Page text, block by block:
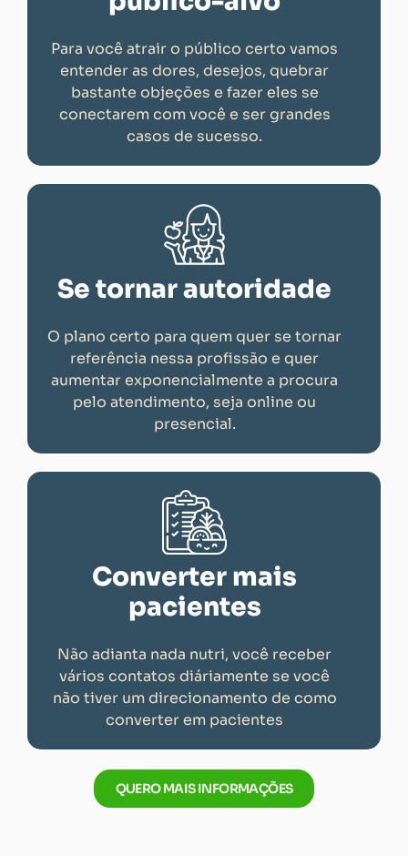
Para você atrair o público certo vamos
entender as dores, desejos, quebrar
bastante objeções e fazer eles se
conectarem com você e ser grandes
casos de sucesso.
Se tornar autoridade
O plano certo para quem quer se tornar
referência nessa profissão e quer
aumentar exponencialmente a procura
pelo atendimento, seja online ou
presencial.
Converter mais
pacientes
Não adianta nada nutri, você receber
vários contatos diáriamente se você
não tiver um direcionamento de como
converter em pacientes
QUERO MAIS INFORMAÇÕES